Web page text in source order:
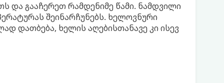
და გააჩერეთ რამდენიმე წამი. ნამდვილი
შეინარჩუნებს. ხელოვნური
დათბება, ხელის აღებისთანავე კი ისევ